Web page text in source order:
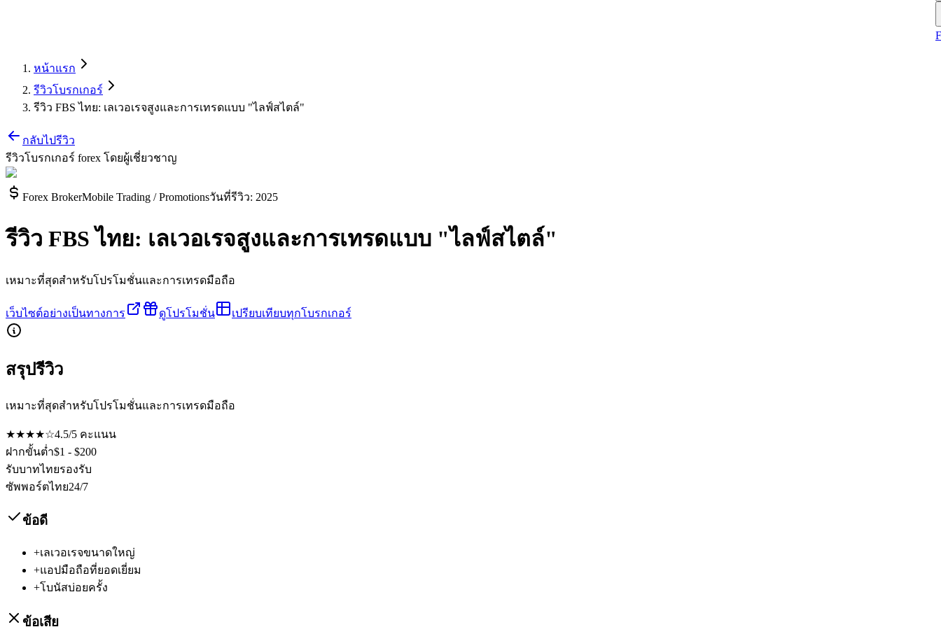
หน้าแรก
รีวิวโบรกเกอร์
รีวิว FBS ไทย: เลเวอเรจสูงและการเทรดแบบ "ไลฟ์สไตล์"
กลับไปรีวิว
รีวิวโบรกเกอร์ forex โดยผู้เชี่ยวชาญ
Forex BrokerMobile Trading / Promotionsวันที่รีวิว: 2025
รีวิว FBS ไทย: เลเวอเรจสูงและการเทรดแบบ "ไลฟ์สไตล์"
เหมาะที่สุดสำหรับโปรโมชั่นและการเทรดมือถือ
เว็บไซต์อย่างเป็นทางการ ดูโปรโมชั่น เปรียบเทียบทุกโบรกเกอร์
สรุปรีวิว
เหมาะที่สุดสำหรับโปรโมชั่นและการเทรดมือถือ
★★★★☆4.5/5 คะแนน
ฝากขั้นต่ำ$1 - $200
รับบาทไทยรองรับ
ซัพพอร์ตไทย24/7
ข้อดี
+เลเวอเรจขนาดใหญ่
+แอปมือถือที่ยอดเยี่ยม
+โบนัสบ่อยครั้ง
ข้อเสีย